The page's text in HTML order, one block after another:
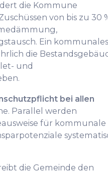
die Kommune
von bis zu 30
Ein kommunales
die
und
bei allen
Parallel werden
für kommunale
die Gemeinde den